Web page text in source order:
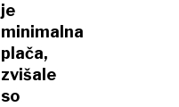
je
minimalna
plača,
zvišale
so